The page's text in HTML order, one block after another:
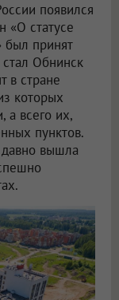
появился
«О статусе
был принят
Обнинск
в стране
которых
а всего их,
пунктов.
вышла